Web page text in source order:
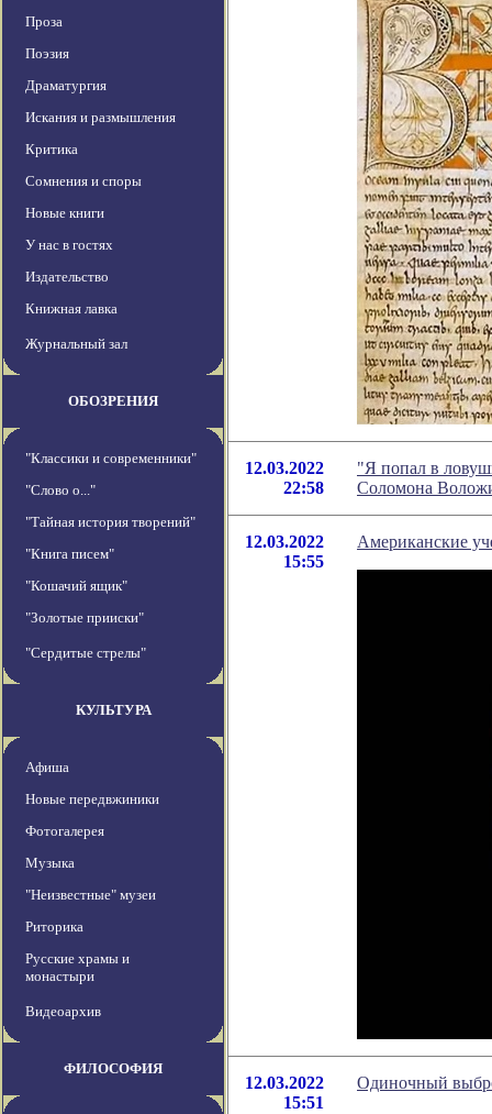
Проза
Поэзия
Драматургия
Искания и размышления
Критика
Сомнения и споры
Новые книги
У нас в гостях
Издательство
Книжная лавка
Журнальный зал
ОБОЗРЕНИЯ
"Классики и современники"
"Слово о..."
"Тайная история творений"
"Книга писем"
"Кошачий ящик"
"Золотые прииски"
"Сердитые стрелы"
КУЛЬТУРА
Афиша
Новые передвжиники
Фотогалерея
Музыка
"Неизвестные" музеи
Риторика
Русские храмы и
монастыри
Видеоархив
ФИЛОСОФИЯ
12.03.2022
22:58
"Я попал в
Соломона
12.03.2022
15:55
Американские
12.03.2022
15:51
Одиночный